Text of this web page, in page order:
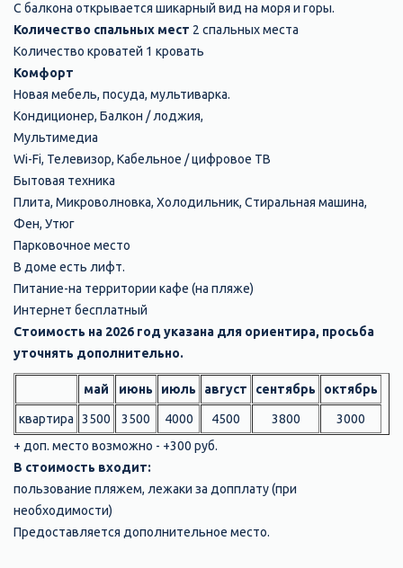
С балкона открывается шикарный вид на моря и горы.
Количество спальных мест 2 спальных места
Количество кроватей 1 кровать
Комфорт
Новая мебель, посуда, мультиварка.
Кондиционер, Балкон / лоджия,
Мультимедиа
Wi-Fi, Телевизор, Кабельное / цифровое ТВ
Бытовая техника
Плита, Микроволновка, Холодильник, Стиральная машина,
Фен, Утюг
Парковочное место
В доме есть лифт.
Питание-на территории кафе (на пляже)
Интернет бесплатный
Стоимость на 2026 год указана для ориентира, просьба
уточнять дополнительно.
май июнь июль август сентябрь октябрь
квартира 3500 3500 4000 4500 3800
3000
+ доп. место возможно - +300 руб.
В стоимость входит:
пользование пляжем, лежаки за допплату (при
необходимости)
Предоставляется дополнительное место.